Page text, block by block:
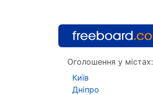
Оголошення у містах:
Київ
Дніпро